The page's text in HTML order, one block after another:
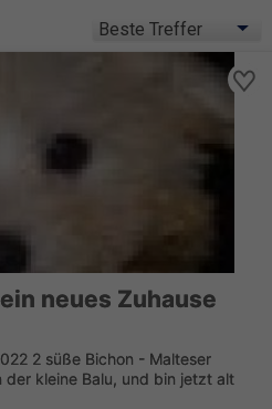
neues Zuhause
2 süße Bichon - Malteser
der kleine Balu, und bin jetzt alt